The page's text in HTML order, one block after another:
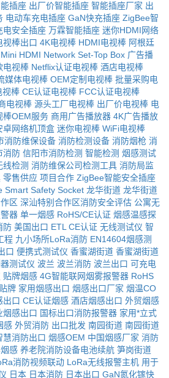
插座 出厂价智能插座 智能插座厂家 出
电动车充电插座 GaN快充插座 ZigBee智
电安全插座 万霖智能插座 迷你HDMI网络
视棒出口 4K电视棒 HDMI电视棒 阿根廷
Mini HDMI Network Set-Top Box 广告播
电视棒 Netflix认证电视棒 酒店电视棒
媒体电视棒 OEM定制电视棒 批量采购电
视棒 CE认证电视棒 FCC认证电视棒
电视棒 源头工厂电视棒 出厂价电视棒 电
棒OEM服务 商用广告播放器 4K广告播放
卓网络机顶盒 迷你电视棒 WiFi电视棒
消防维保设备 消防检测设备 消防烟枪 消
消防 信阳市消防检测 智能检测 烟感测试
线检测 消防维保公司检测工具 消防局监
零售供应 项目合作 ZigBee智能安全插座
Smart Safety Socket 龙华街道 龙华街道
区 深汕特别合作区消防安全评估 公寓无
器 单一烟感 RoHS/CE认证 烟感温感探
防 美国出口 ETL CE认证 无线测试仪 智
程 九小场所LoRa消防 EN14604烟感测
口 便携式测试仪 香蜜湖街道 香蜜湖街道
测试仪 波兰 波兰消防 波兰出口 可充电
贴牌烟感 4G智能联网烟雾报警器 RoHS
牌 家用烟感出口 烟感出口厂家 烟温CO
出口 CE认证烟感 酒店烟感出口 外贸烟感
烟感出口 国标出口消防报警器 家用*立式
感 外贸消防 出口批发 南园街道 南园街道
慧消防出口 烟感OEM 中国烟感厂家 消防
感 养老院消防设备电池续航 笋岗街道
消防视频联动 LoRa无线报警主机 用于
日本 日本消防 日本出口 GaN氮化镓快